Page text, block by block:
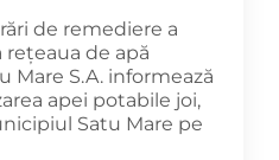
de remediere a
rețeaua de apă
Mare S.A. informează
apei potabile joi,
Satu Mare pe